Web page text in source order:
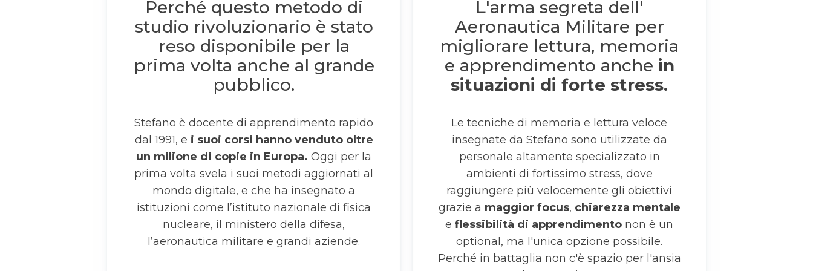
Perché questo metodo di
studio rivoluzionario è stato
reso disponibile per la
prima volta anche al grande
pubblico.
Stefano è docente di apprendimento rapido
dal 1991, e i suoi corsi hanno venduto oltre
un milione di copie in Europa. Oggi per la
prima volta svela i suoi metodi aggiornati al
mondo digitale, e che ha insegnato a
istituzioni come l’istituto nazionale di fisica
nucleare, il ministero della difesa,
l’aeronautica militare e grandi aziende.
L'arma segreta dell'
Aeronautica Militare per
migliorare lettura, memoria
e apprendimento anche in
situazioni di forte stress.
Le tecniche di memoria e lettura veloce
insegnate da Stefano sono utilizzate da
personale altamente specializzato in
ambienti di fortissimo stress, dove
raggiungere più velocemente gli obiettivi
grazie a maggior focus, chiarezza mentale
e flessibilità di apprendimento non è un
optional, ma l'unica opzione possibile.
Perché in battaglia non c'è spazio per l'ansia